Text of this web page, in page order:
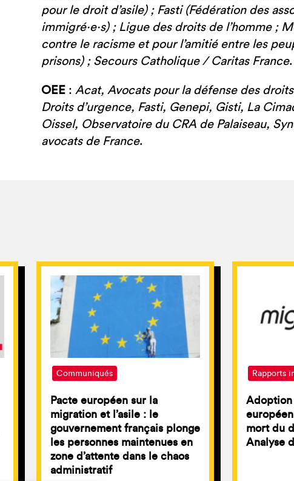
pour le droit d’asile) ; Fasti (Fédération des
immigré·e·s) ; Ligue des droits de l’homme ;
contre le racisme et pour l’amitié entre les
prisons) ; Secours Catholique / Caritas France.
OEE : Acat, Avocats pour la défense des
Droits d’urgence, Fasti, Genepi, Gisti, La
Oissel, Observatoire du CRA de Palaiseau,
avocats de France.
Communiqués
Pacte européen sur la
migration et l’asile : le
gouvernement français plonge
les personnes maintenues en
zone d’attente dans le chaos
administratif
Rapports
mort du
Analyse